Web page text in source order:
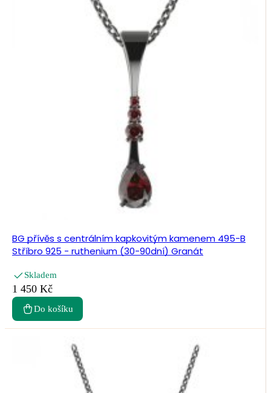
BG přívěs s centrálním kapkovitým kamenem 495-B
Stříbro 925 - ruthenium (30-90dní) Granát
Skladem
1 450 Kč
Do košíku